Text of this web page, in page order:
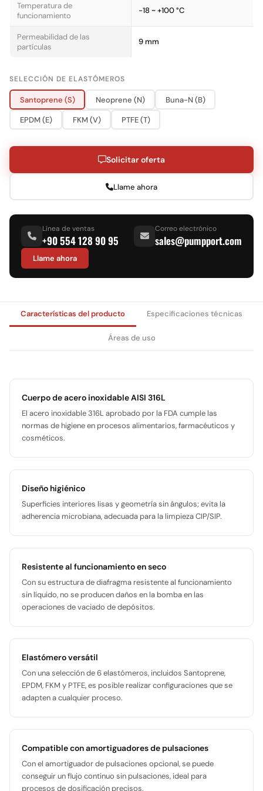
Temperatura de
funcionamiento
-18 ~ +100 °C
Permeabilidad de las
partículas
9 mm
SELECCIÓN DE ELASTÓMEROS
Santoprene (S) Neoprene (N)
Buna-N (B)
EPDM (E)
FKM (V) PTFE (T)
Solicitar oferta
Llame ahora
Línea de ventas
+90 554 128 90 95
Correo electrónico
sales@pumpport.com
Llame ahora
Características del producto Especificaciones técnicas
Áreas de uso
Cuerpo de acero inoxidable AISI 316L
El acero inoxidable 316L aprobado por la FDA cumple las
normas de higiene en procesos alimentarios, farmacéuticos y
cosméticos.
Diseño higiénico
Superficies interiores lisas y geometría sin ángulos; evita la
adherencia microbiana, adecuada para la limpieza CIP/SIP.
Resistente al funcionamiento en seco
Con su estructura de diafragma resistente al funcionamiento
sin líquido, no se producen daños en la bomba en las
operaciones de vaciado de depósitos.
Elastómero versátil
Con una selección de 6 elastómeros, incluidos Santoprene,
EPDM, FKM y PTFE, es posible realizar configuraciones que se
adapten a cualquier proceso.
Compatible con amortiguadores de pulsaciones
Con el amortiguador de pulsaciones opcional, se puede
conseguir un flujo continuo sin pulsaciones, ideal para
procesos de dosificación precisos.